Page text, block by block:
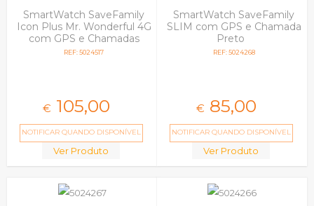
SmartWatch SaveFamily
Icon Plus Mr. Wonderful 4G
com GPS e Chamadas
Silicone Azul
REF: 5024517
€ 105,00
NOTIFICAR QUANDO DISPONÍVEL
Ver Produto
SmartWatch SaveFamily
SLIM com GPS e Chamada
Preto
REF: 5024268
€ 85,00
NOTIFICAR QUANDO DISPONÍVEL
Ver Produto